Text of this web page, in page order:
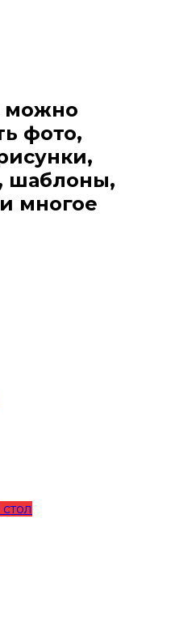
можно
фото,
шаблоны,
многое